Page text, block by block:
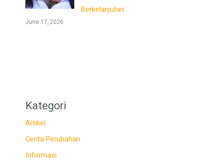
Berkelanjutan
June 17, 2026
Kategori
Artikel
Cerita Perubahan
Informasi